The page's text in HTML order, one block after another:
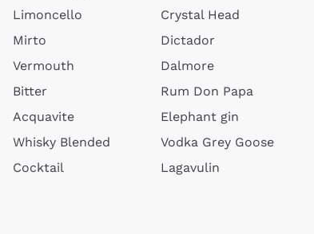
Limoncello
Mirto
Vermouth
Bitter
Acquavite
Whisky Blended
Cocktail
Crystal Head
Dictador
Dalmore
Rum Don Papa
Elephant gin
Vodka Grey Goose
Lagavulin